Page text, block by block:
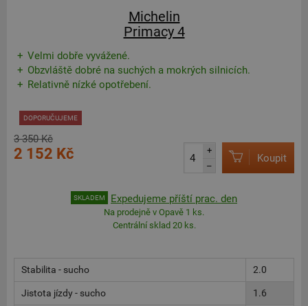
Michelin
Primacy 4
Velmi dobře vyvážené.
Obzvláště dobré na suchých a mokrých silnicích.
Relativně nízké opotřebení.
DOPORUČUJEME
3 350 Kč
2 152 Kč
+
–
Koupit
SKLADEM Expedujeme příští prac. den
Na prodejně v Opavě 1 ks.
Centrální sklad 20 ks.
Stabilita - sucho 2.0
Jistota jízdy - sucho 1.6